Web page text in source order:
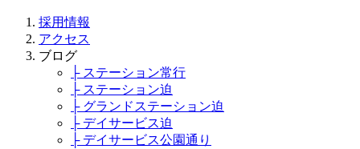
採用情報
アクセス
ブログ
├ ステーション常行
├ ステーション迫
├ グランドステーション迫
├ デイサービス迫
├ デイサービス公園通り